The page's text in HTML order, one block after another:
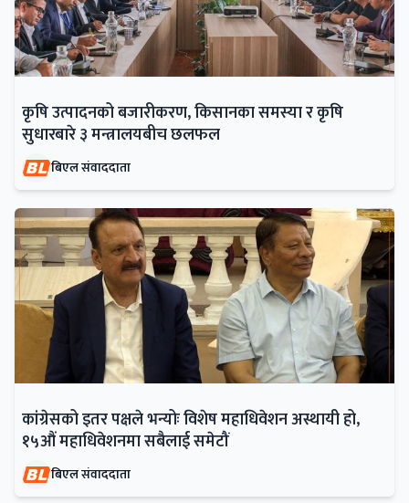
कृषि उत्पादनको बजारीकरण, किसानका समस्या र कृषि
सुधारबारे ३ मन्त्रालयबीच छलफल
बिएल संवाददाता
कांग्रेसको इतर पक्षले भन्योः विशेष महाधिवेशन अस्थायी हो,
१५औं महाधिवेशनमा सबैलाई समेटौं
बिएल संवाददाता